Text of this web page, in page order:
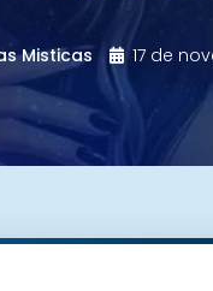
Misticas 17 de